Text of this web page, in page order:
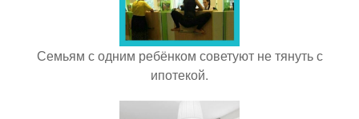
Семьям с одним ребёнком советуют не тянуть с
ипотекой.